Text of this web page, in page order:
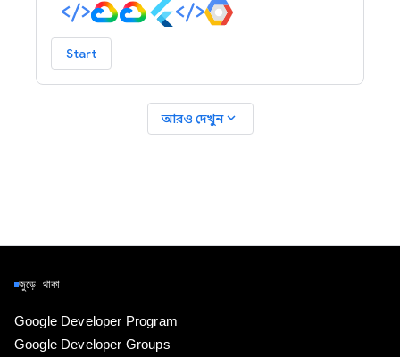
Start
আরও দেখুনexpand_more
জুড়ে থাকা
Google Developer Program
Google Developer Groups